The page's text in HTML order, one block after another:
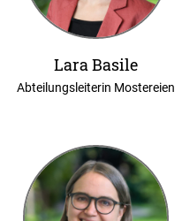
Lara Basile
Abteilungsleiterin Mostereien